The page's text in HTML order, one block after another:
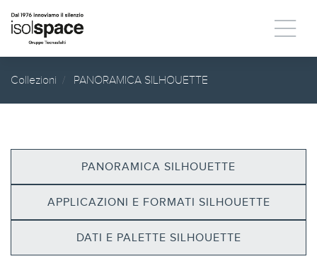
Collezioni PANORAMICA SILHOUETTE
PANORAMICA SILHOUETTE
APPLICAZIONI E FORMATI SILHOUETTE
DATI E PALETTE SILHOUETTE